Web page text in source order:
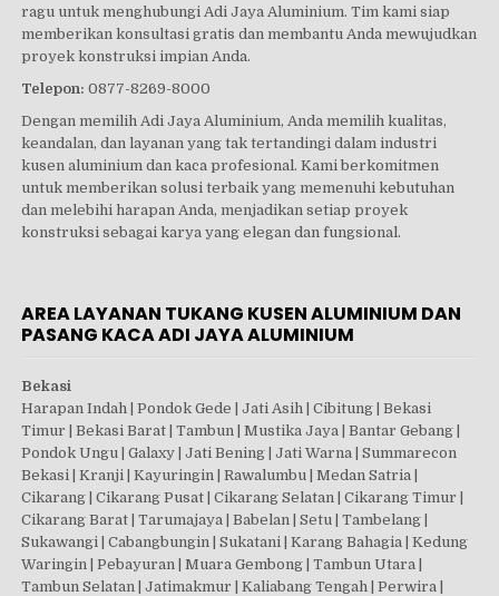
ragu untuk menghubungi Adi Jaya Aluminium. Tim kami siap
memberikan konsultasi gratis dan membantu Anda mewujudkan
proyek konstruksi impian Anda.
Telepon: 0877-8269-8000
Dengan memilih Adi Jaya Aluminium, Anda memilih kualitas,
keandalan, dan layanan yang tak tertandingi dalam industri
kusen aluminium dan kaca profesional. Kami berkomitmen
untuk memberikan solusi terbaik yang memenuhi kebutuhan
dan melebihi harapan Anda, menjadikan setiap proyek
konstruksi sebagai karya yang elegan dan fungsional.
AREA LAYANAN TUKANG KUSEN ALUMINIUM DAN
PASANG KACA ADI JAYA ALUMINIUM
Bekasi
Harapan Indah | Pondok Gede | Jati Asih | Cibitung | Bekasi
Timur | Bekasi Barat | Tambun | Mustika Jaya | Bantar Gebang |
Pondok Ungu | Galaxy | Jati Bening | Jati Warna | Summarecon
Bekasi | Kranji | Kayuringin | Rawalumbu | Medan Satria |
Cikarang | Cikarang Pusat | Cikarang Selatan | Cikarang Timur |
Cikarang Barat | Tarumajaya | Babelan | Setu | Tambelang |
Sukawangi | Cabangbungin | Sukatani | Karang Bahagia | Kedung
Waringin | Pebayuran | Muara Gembong | Tambun Utara |
Tambun Selatan | Jatimakmur | Kaliabang Tengah | Perwira |